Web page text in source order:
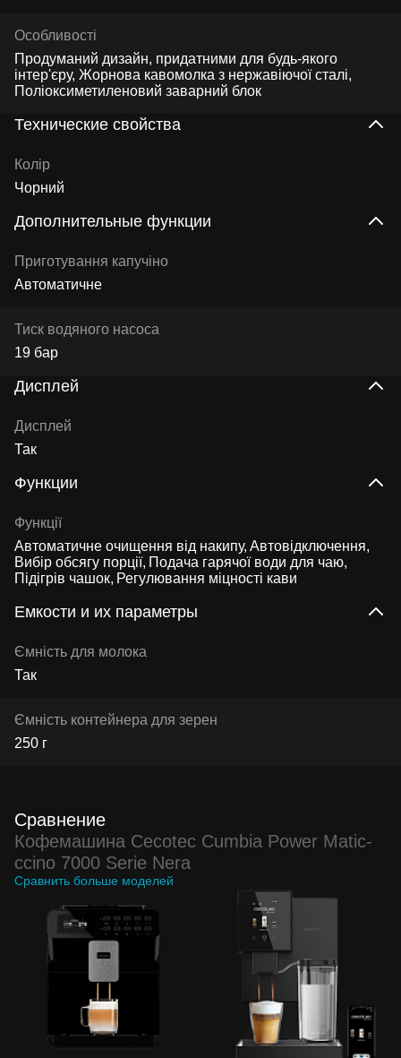
Особливості
Продуманий дизайн, придатними для будь-якого
інтер'єру, Жорнова кавомолка з нержавіючої сталі,
Поліоксиметиленовий заварний блок
Технические свойства
Колір
Чорний
Дополнительные функции
Приготування капучіно
Автоматичне
Тиск водяного насоса
19 бар
Дисплей
Дисплей
Так
Функции
Функції
Автоматичне очищення від накипу Автовідключення
Вибір обсягу порції Подача гарячої води для чаю
Підігрів чашок Регулювання міцності кави
Емкости и их параметры
Ємність для молока
Так
Ємність контейнера для зерен
250 г
Сравнение
Кофемашина Cecotec Cumbia Power Matic-
ccino 7000 Serie Nera
Сравнить больше моделей